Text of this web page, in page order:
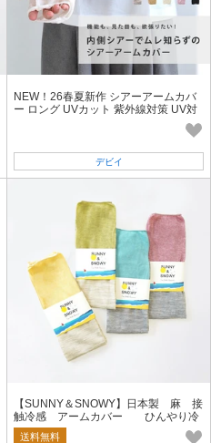
NEW！26春夏新作 シアーアームカバ
ー ロング UVカット 紫外線対策 UV対
デビイ
【SUNNY＆SNOWY】日本製 麻 接
触冷感 アームカバー ひんやり冷
感 紫外線対策 バイカラー
送料無料